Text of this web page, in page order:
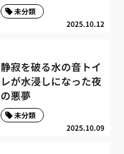
2025.10.12
未分類
静寂を破る水の音トイ
レが水浸しになった夜
の悪夢
2025.10.09
未分類